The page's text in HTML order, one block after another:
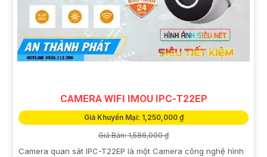
CAMERA WIFI IMOU IPC-T22EP
Giá Khuyến Mại: 1,250,000 ₫
Giá Bán: 1,586,000 ₫
Camera quan sát IPC-T22EP là một Camera công nghệ hình